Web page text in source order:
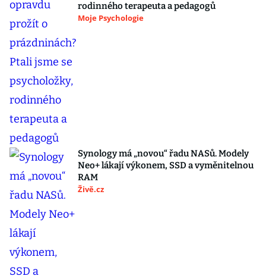
rodinného terapeuta a pedagogů
Moje Psychologie
Synology má „novou“ řadu NASů. Modely
Neo+ lákají výkonem, SSD a vyměnitelnou
RAM
Živě.cz